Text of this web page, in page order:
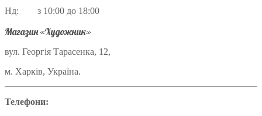
Нд: з 10:00 до 18:00
Магазин «Художник»
вул. Георгія Тарасенка, 12,
м. Харків, Україна.
Телефони: